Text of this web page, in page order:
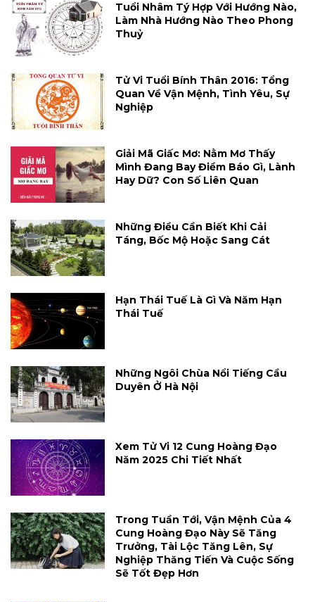
Tuổi Nhâm Tý Hợp Với Hướng Nào,
Làm Nhà Hướng Nào Theo Phong
Thuỷ
Tử Vi Tuổi Bính Thân 2016: Tổng
Quan Về Vận Mệnh, Tình Yêu, Sự
Nghiệp
Giải Mã Giấc Mơ: Nằm Mơ Thấy
Mình Đang Bay Điềm Báo Gì, Lành
Hay Dữ? Con Số Liên Quan
Những Điều Cần Biết Khi Cải
Táng, Bốc Mộ Hoặc Sang Cát
Hạn Thái Tuế Là Gì Và Năm Hạn
Thái Tuế
Những Ngôi Chùa Nổi Tiếng Cầu
Duyên Ở Hà Nội
Xem Tử Vi 12 Cung Hoàng Đạo
Năm 2025 Chi Tiết Nhất
Trong Tuần Tới, Vận Mệnh Của 4
Cung Hoàng Đạo Này Sẽ Tăng
Trưởng, Tài Lộc Tăng Lên, Sự
Nghiệp Thăng Tiến Và Cuộc Sống
Sẽ Tốt Đẹp Hơn